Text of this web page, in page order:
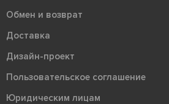
Обмен и возврат
Доставка
Дизайн-проект
Пользовательское соглашение
Юридическим лицам